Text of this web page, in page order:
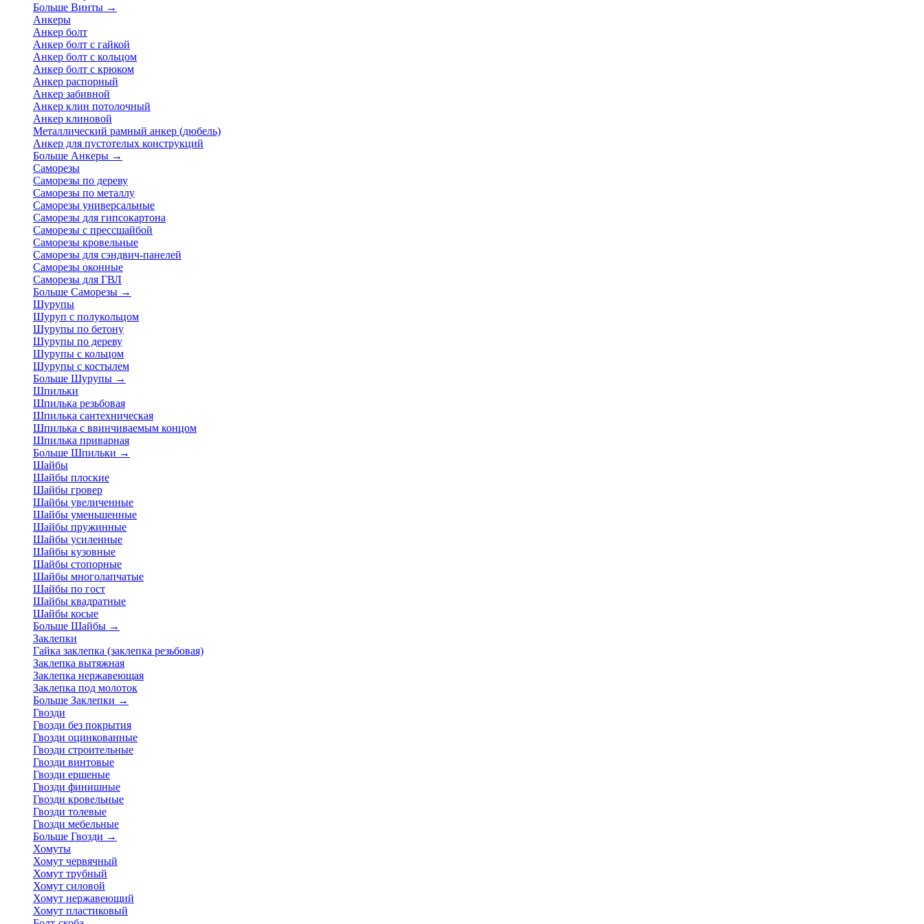
Больше Винты →
Анкеры
Анкер болт
Анкер болт с гайкой
Анкер болт с кольцом
Анкер болт с крюком
Анкер распорный
Анкер забивной
Анкер клин потолочный
Анкер клиновой
Металлический рамный анкер (дюбель)
Анкер для пустотелых конструкций
Больше Анкеры →
Саморезы
Саморезы по дереву
Саморезы по металлу
Саморезы универсальные
Саморезы для гипсокартона
Саморезы с прессшайбой
Саморезы кровельные
Саморезы для сэндвич-панелей
Саморезы оконные
Саморезы для ГВЛ
Больше Саморезы →
Шурупы
Шуруп с полукольцом
Шурупы по бетону
Шурупы по дереву
Шурупы с кольцом
Шурупы с костылем
Больше Шурупы →
Шпильки
Шпилька резьбовая
Шпилька сантехническая
Шпилька с ввинчиваемым концом
Шпилька приварная
Больше Шпильки →
Шайбы
Шайбы плоские
Шайбы гровер
Шайбы увеличенные
Шайбы уменьшенные
Шайбы пружинные
Шайбы усиленные
Шайбы кузовные
Шайбы стопорные
Шайбы многолапчатые
Шайбы по гост
Шайбы квадратные
Шайбы косые
Больше Шайбы →
Заклепки
Гайка заклепка (заклепка резьбовая)
Заклепка вытяжная
Заклепка нержавеющая
Заклепка под молоток
Больше Заклепки →
Гвозди
Гвозди без покрытия
Гвозди оцинкованные
Гвозди строительные
Гвозди винтовые
Гвозди ершеные
Гвозди финишные
Гвозди кровельные
Гвозди толевые
Гвозди мебельные
Больше Гвозди →
Хомуты
Хомут червячный
Хомут трубный
Хомут силовой
Хомут нержавеющий
Хомут пластиковый